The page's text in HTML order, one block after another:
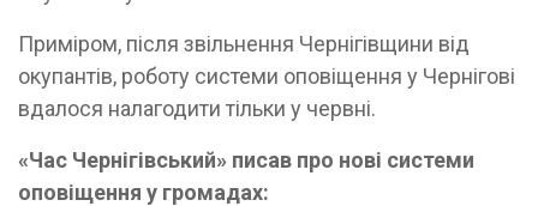
Приміром, після звільнення Чернігівщини від
окупантів, роботу системи оповіщення у Чернігові
вдалося налагодити тільки у червні.
«Час Чернігівський» писав про нові системи
оповіщення у громадах: